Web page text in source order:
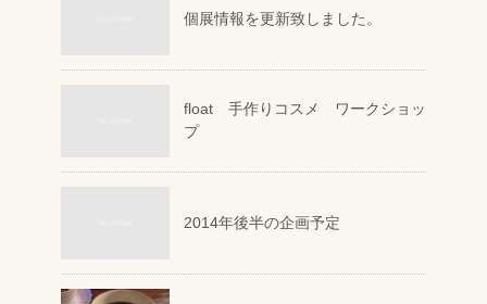
個展情報を更新致しました。
float 手作りコスメ ワークショッ
プ
2014年後半の企画予定